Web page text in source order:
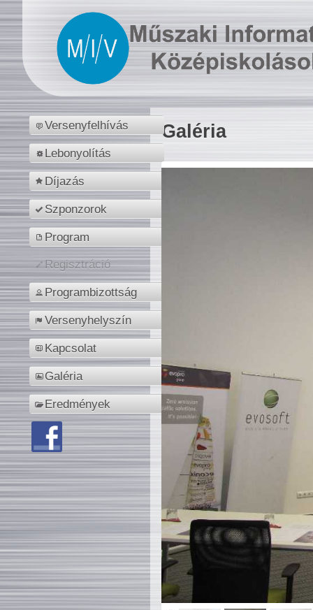
Versenyfelhívás
Lebonyolítás
Díjazás
Szponzorok
Program
Regisztráció
Programbizottság
Versenyhelyszín
Kapcsolat
Galéria
Eredmények
Galéria